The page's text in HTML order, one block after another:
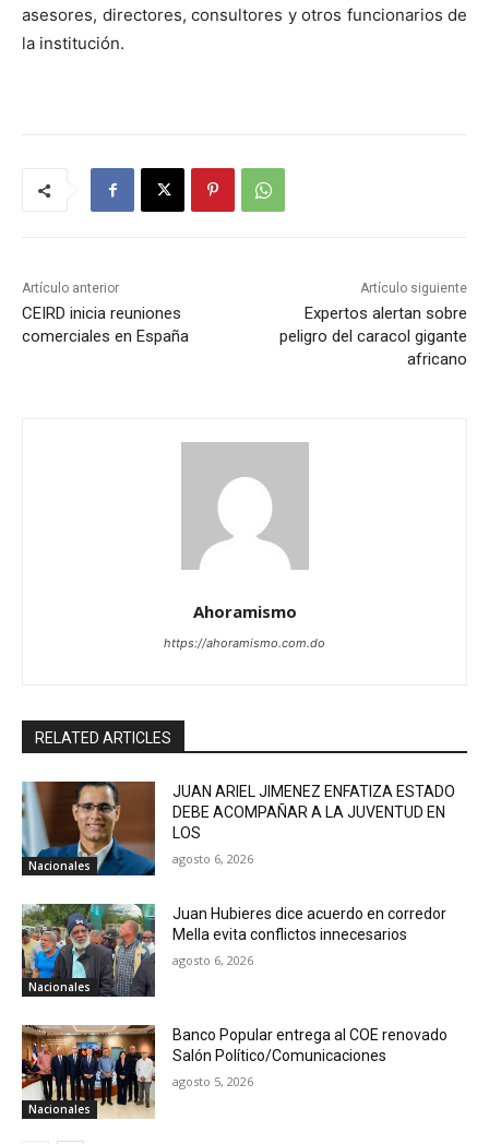
asesores, directores, consultores y otros funcionarios de
la institución.
Artículo anterior
CEIRD inicia reuniones
comerciales en España
Artículo siguiente
Expertos alertan sobre
peligro del caracol gigante
africano
Ahoramismo
https://ahoramismo.com.do
RELATED ARTICLES
Nacionales
JUAN ARIEL JIMENEZ ENFATIZA ESTADO
DEBE ACOMPAÑAR A LA JUVENTUD EN
LOS
agosto 6, 2026
Nacionales
Juan Hubieres dice acuerdo en corredor
Mella evita conflictos innecesarios
agosto 6, 2026
Nacionales
Banco Popular entrega al COE renovado
Salón Político/Comunicaciones
agosto 5, 2026